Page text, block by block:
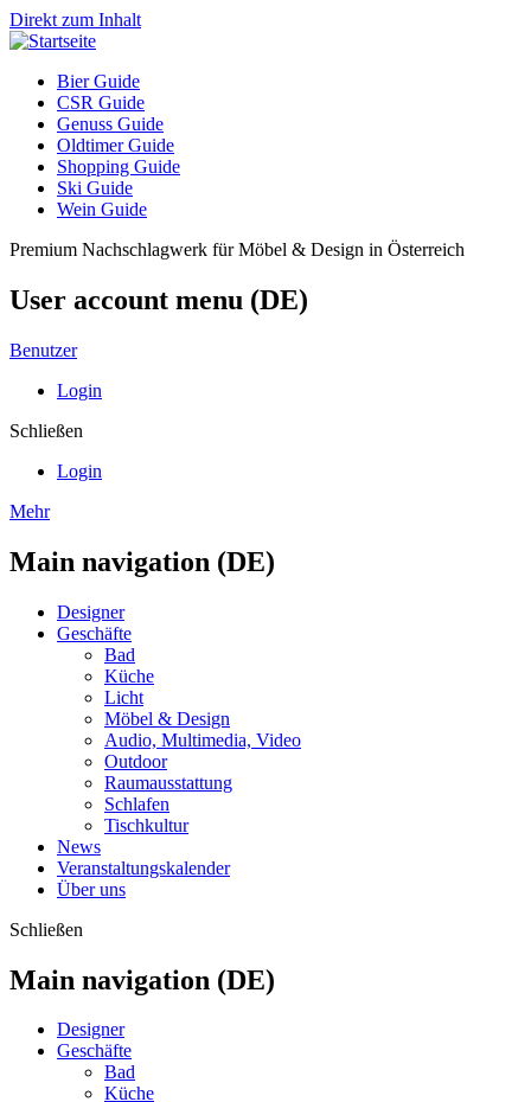
Direkt zum Inhalt
Bier Guide
CSR Guide
Genuss Guide
Oldtimer Guide
Shopping Guide
Ski Guide
Wein Guide
Premium Nachschlagwerk für Möbel & Design in Österreich
User account menu (DE)
Benutzer
Login
Schließen
Login
Mehr
Main navigation (DE)
Designer
Geschäfte
Bad
Küche
Licht
Möbel & Design
Audio, Multimedia, Video
Outdoor
Raumausstattung
Schlafen
Tischkultur
News
Veranstaltungskalender
Über uns
Schließen
Main navigation (DE)
Designer
Geschäfte
Bad
Küche